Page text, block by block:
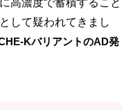
高濃度で蓄積すること
して疑われてきまし
KバリアントのAD発